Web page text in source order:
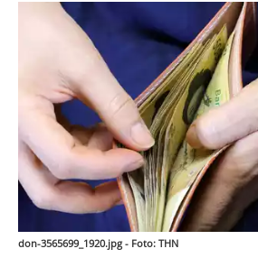
don-3565699_1920.jpg - Foto: THN